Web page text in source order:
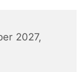
2027,